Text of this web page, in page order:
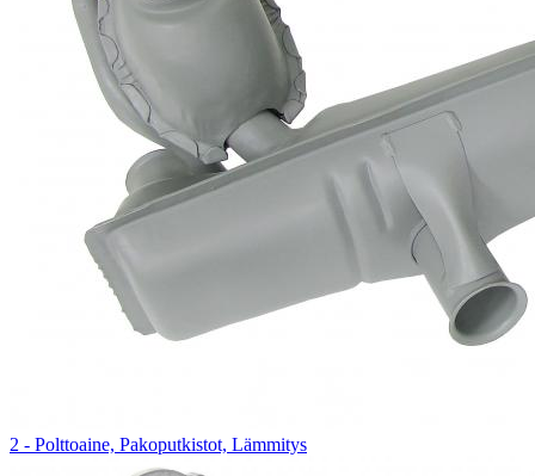
2 - Polttoaine, Pakoputkistot, Lämmitys